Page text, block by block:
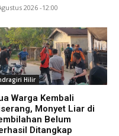
2026 -12:00
Hilir
Warga Kembali
Monyet Liar di
Belum
Ditangkap